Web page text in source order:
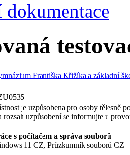
Františka Křižíka a základní
je uzpůsobena pro osoby tělesně
rozsah uzpůsobení se informujte u
s počítačem a správa souborů
11 CZ, Průzkumník souborů CZ